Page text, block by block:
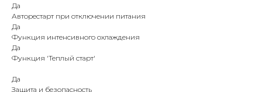
Да
Авторестарт при отключении питания
Да
Функция интенсивного охлаждения
Да
Функция 'Теплый старт'
Да
Защита и безопасность